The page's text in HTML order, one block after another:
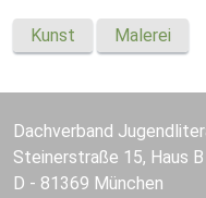
Kunst Malerei
Dachverband
Steinerstraße 15, Haus B
D - 81369 München